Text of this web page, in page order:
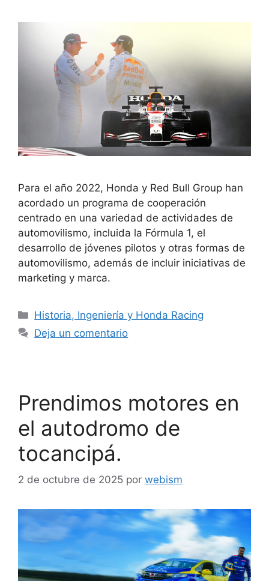
Para el año 2022, Honda y Red Bull Group han
acordado un programa de cooperación
centrado en una variedad de actividades de
automovilismo, incluida la Fórmula 1, el
desarrollo de jóvenes pilotos y otras formas de
automovilismo, además de incluir iniciativas de
marketing y marca.
Historia, Ingeniería y Honda Racing
Deja un comentario
Prendimos motores en
el autodromo de
tocancipá.
2 de octubre de 2025 por webism